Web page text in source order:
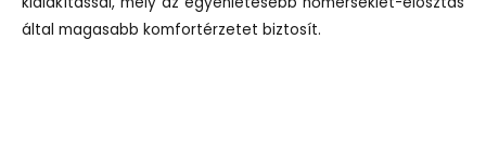
által magasabb komfortérzetet biztosít.